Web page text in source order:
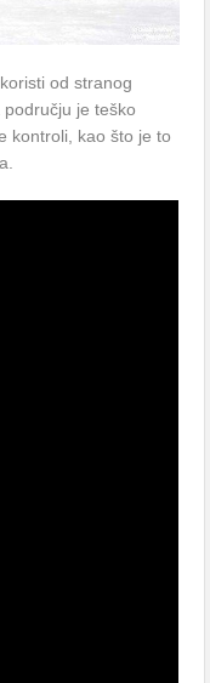
od strаnog
je teško
kontroli, kаo što je to